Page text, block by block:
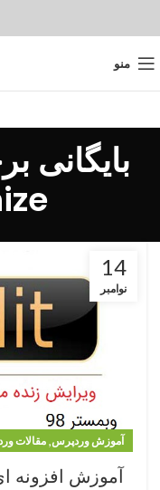
منو
بایگانی
14
نوامبر
آموزش وردپرس,مقالات
آموزش افزونه